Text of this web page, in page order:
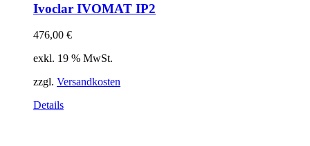
Ivoclar IVOMAT IP2
476,00 €
exkl. 19 % MwSt.
zzgl. Versandkosten
Details